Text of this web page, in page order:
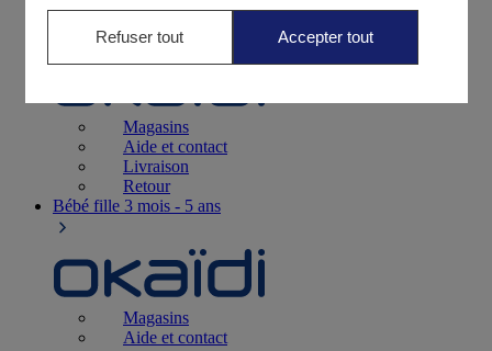
Naissance0-12 mois
Magasins
Aide et contact
Livraison
Retour
Bébé fille 3 mois - 5 ans
Magasins
Aide et contact
Refuser tout Accepter tout